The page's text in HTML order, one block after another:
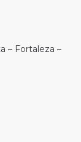
– Fortaleza –